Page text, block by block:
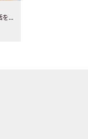
nuアドバイザー早見の家の話を、全4話でお届け。リノベーションを..